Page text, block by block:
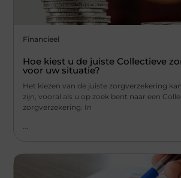
Financieel
Hoe kiest u de juiste Collectieve
voor uw situatie?
Het kiezen van de juiste zorgverzekering
zijn, vooral als u op zoek bent naar een
zorgverzekering. In
...